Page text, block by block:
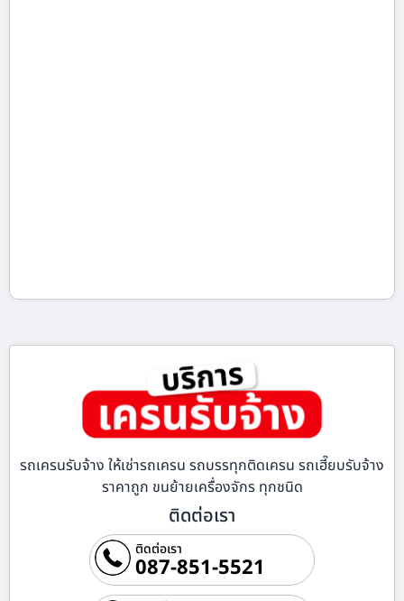
รถเครนรับจ้าง ให้เช่ารถเครน รถบรรทุกติดเครน รถเฮี๊ยบรับจ้าง
ราคาถูก ขนย้ายเครื่องจักร ทุกชนิด
ติดต่อเรา
ติดต่อเรา
087-851-5521